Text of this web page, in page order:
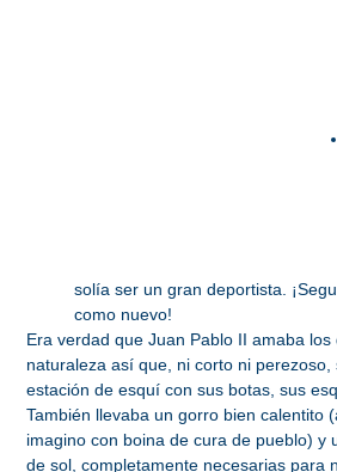
solía ser un gran deportista.
como nuevo!
Era verdad que Juan Pablo II amaba los
naturaleza así que, ni corto ni perezoso,
estación de esquí con sus botas, sus
También llevaba un gorro bien calentito
imagino con boina de cura de pueblo) y
de sol, completamente necesarias para